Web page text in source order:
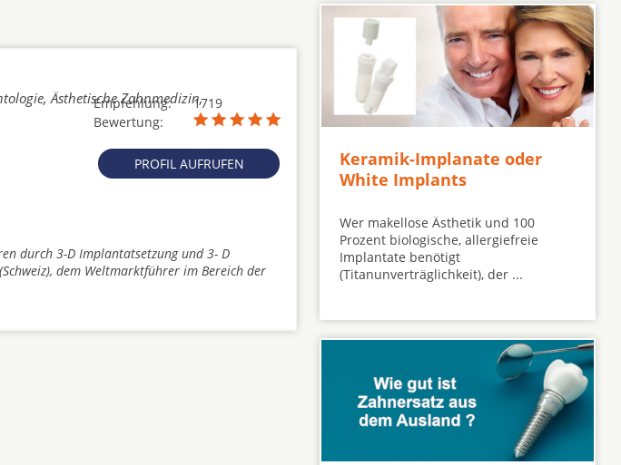
Ästhetische Zahnmedizin,
Empfehlung:
1719
Bewertung:
PROFIL AUFRUFEN
durch 3-D Implantatsetzung und 3- D
dem Weltmarktführer im Bereich der
Keramik-Implanate oder
White Implants
Wer makellose Ästhetik und 100
Prozent biologische, allergiefreie
Implantate benötigt
(Titanunverträglichkeit), der ...